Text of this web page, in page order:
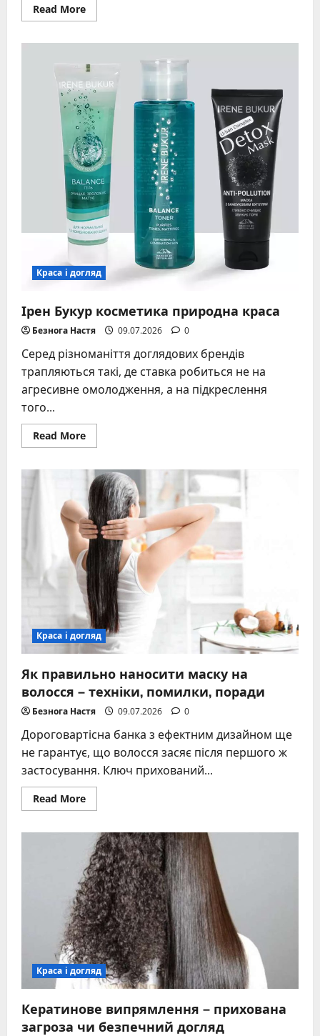
Read MoreRead
more
домашніх
умовах
–
що
реально
працює
і
безпечні
поради
Краса і догляд
Ірен Букур косметика природна краса
Безнога Настя 09.07.2026 0
Серед різноманіття доглядових брендів
трапляються такі, де ставка робиться не на
агресивне омолодження, а на підкреслення
того...
Read MoreRead
more
Букур
косметика
природна
краса
Краса і догляд
Як правильно наносити маску на
волосся – техніки, помилки, поради
Безнога Настя 09.07.2026 0
Дороговартісна банка з ефектним дизайном ще
не гарантує, що волосся засяє після першого ж
застосування. Ключ прихований...
Read MoreRead
more
правильно
наносити
маску
на
волосся
–
техніки,
помилки,
поради
Краса і догляд
Кератинове випрямлення – прихована
загроза чи безпечний догляд